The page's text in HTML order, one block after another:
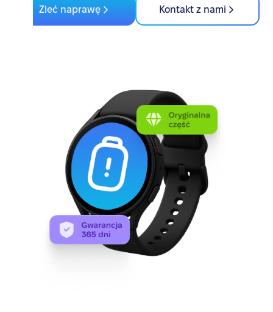
Zleć naprawę Kontakt z nami